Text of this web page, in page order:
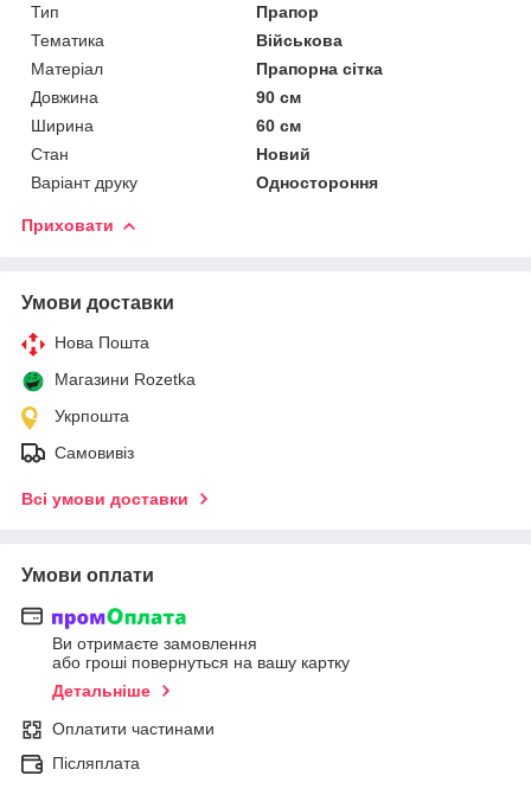
Тип
Прапор
Тематика
Військова
Матеріал
Прапорна сітка
Довжина
90 см
Ширина
60 см
Стан
Новий
Варіант друку
Одностороння
Приховати
Умови доставки
Нова Пошта
Магазини Rozetka
Укрпошта
Самовивіз
Всі умови доставки
Умови оплати
Ви отримаєте замовлення
або гроші повернуться на вашу картку
Детальніше
Оплатити частинами
Післяплата